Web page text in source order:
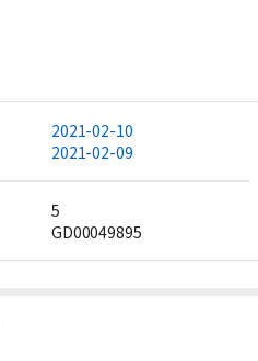
2021-02-10
2021-02-09
5
GD00049895